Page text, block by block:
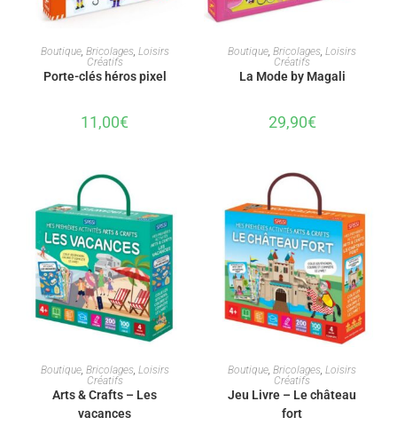
AJOUTER AU PANIER
Boutique, Bricolages, Loisirs
Créatifs
Porte-clés héros pixel
11,00€
AJOUTER AU PANIER
Boutique,Bricolages,Loisirs
Créatifs
La Mode by Magali
29,90€
AJOUTER AU PANIER
Boutique, Bricolages, Loisirs
Créatifs
Arts & Crafts – Les
vacances
AJOUTER AU PANIER
Boutique,Bricolages,Loisirs
Créatifs
Jeu Livre – Le château
fort